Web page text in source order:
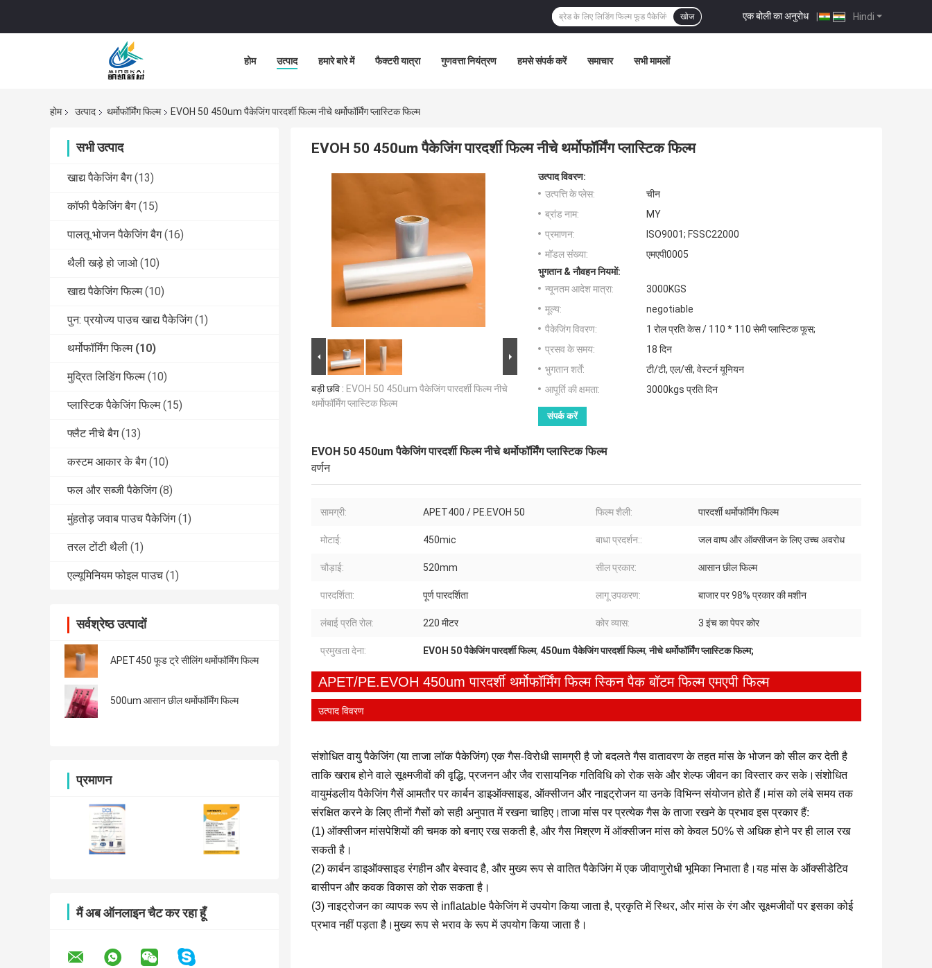
Hindi
एक बोली का अनुरोध |
खोज
होम उत्पाद हमारे बारे में फैक्टरी यात्रा गुणवत्ता नियंत्रण हमसे संपर्क करें समाचार सभी मामलों
होम उत्पाद थर्मोफॉर्मिंग फिल्म EVOH 50 450um पैकेजिंग पारदर्शी फिल्म नीचे थर्मोफॉर्मिंग प्लास्टिक फिल्म
सभी उत्पाद
खाद्य पैकेजिंग बैग (13)
कॉफी पैकेजिंग बैग (15)
पालतू भोजन पैकेजिंग बैग (16)
थैली खड़े हो जाओ (10)
खाद्य पैकेजिंग फिल्म (10)
पुन: प्रयोज्य पाउच खाद्य पैकेजिंग (1)
थर्मोफॉर्मिंग फिल्म (10)
मुद्रित लिडिंग फिल्म (10)
प्लास्टिक पैकेजिंग फिल्म (15)
फ्लैट नीचे बैग (13)
कस्टम आकार के बैग (10)
फल और सब्जी पैकेजिंग (8)
मुंहतोड़ जवाब पाउच पैकेजिंग (1)
तरल टोंटी थैली (1)
एल्यूमिनियम फोइल पाउच (1)
सर्वश्रेष्ठ उत्पादों
APET450 फूड ट्रे सीलिंग थर्मोफॉर्मिंग फिल्म
500um आसान छील थर्मोफॉर्मिंग फिल्म
प्रमाणन
मैं अब ऑनलाइन चैट कर रहा हूँ
EVOH 50 450um पैकेजिंग पारदर्शी फिल्म नीचे थर्मोफॉर्मिंग प्लास्टिक फिल्म
बड़ी छवि : EVOH 50 450um पैकेजिंग पारदर्शी फिल्म नीचे
थर्मोफॉर्मिंग प्लास्टिक फिल्म
उत्पाद विवरण:
उत्पत्ति के प्लेस:
चीन
ब्रांड नाम:
MY
प्रमाणन:
ISO9001; FSSC22000
मॉडल संख्या:
एमएपी0005
भुगतान & नौवहन नियमों:
न्यूनतम आदेश मात्रा:
3000KGS
मूल्य:
negotiable
पैकेजिंग विवरण:
1 रोल प्रति केस / 110 * 110 सेमी प्लास्टिक फूस;
प्रसव के समय:
18 दिन
भुगतान शर्तें:
टी/टी, एल/सी, वेस्टर्न यूनियन
आपूर्ति की क्षमता:
3000kgs प्रति दिन
संपर्क करें
EVOH 50 450um पैकेजिंग पारदर्शी फिल्म नीचे थर्मोफॉर्मिंग प्लास्टिक फिल्म
वर्णन
सामग्री: APET400 / PE.EVOH 50 फिल्म शैली: पारदर्शी थर्मोफॉर्मिंग फिल्म
मोटाई: 450mic बाधा प्रदर्शन:: जल वाष्प और ऑक्सीजन के लिए उच्च अवरोध
चौड़ाई: 520mm सील प्रकार: आसान छील फिल्म
पारदर्शिता: पूर्ण पारदर्शिता लागू उपकरण: बाजार पर 98% प्रकार की मशीन
लंबाई प्रति रोल: 220 मीटर कोर व्यास: 3 इंच का पेपर कोर
प्रमुखता देना: EVOH 50 पैकेजिंग पारदर्शी फिल्म, 450um पैकेजिंग पारदर्शी फिल्म,नीचे थर्मोफॉर्मिंग प्लास्टिक फिल्म;
APET/PE.EVOH 450um पारदर्शी थर्मोफॉर्मिंग फिल्म स्किन पैक बॉटम फिल्म एमएपी फिल्म
उत्पाद विवरण
संशोधित वायु पैकेजिंग (या ताजा लॉक पैकेजिंग) एक गैस-विरोधी सामग्री है जो बदलते गैस वातावरण के तहत मांस के भोजन को सील कर देती है
ताकि खराब होने वाले सूक्ष्मजीवों की वृद्धि, प्रजनन और जैव रासायनिक गतिविधि को रोक सके और शेल्फ जीवन का विस्तार कर सके।संशोधित
वायुमंडलीय पैकेजिंग गैसें आमतौर पर कार्बन डाइऑक्साइड, ऑक्सीजन और नाइट्रोजन या उनके विभिन्न संयोजन होते हैं।मांस को लंबे समय तक
संरक्षित करने के लिए तीनों गैसों को सही अनुपात में रखना चाहिए।ताजा मांस पर प्रत्येक गैस के ताजा रखने के प्रभाव इस प्रकार हैं:
(1) ऑक्सीजन मांसपेशियों की चमक को बनाए रख सकती है, और गैस मिश्रण में ऑक्सीजन मांस को केवल 50% से अधिक होने पर ही लाल रख
सकती है।
(2) कार्बन डाइऑक्साइड रंगहीन और बेस्वाद है, और मुख्य रूप से वातित पैकेजिंग में एक जीवाणुरोधी भूमिका निभाता है।यह मांस के ऑक्सीडेटिव
बासीपन और कवक विकास को रोक सकता है।
(3) नाइट्रोजन का व्यापक रूप से inflatable पैकेजिंग में उपयोग किया जाता है, प्रकृति में स्थिर, और मांस के रंग और सूक्ष्मजीवों पर इसका कोई
प्रभाव नहीं पड़ता है।मुख्य रूप से भराव के रूप में उपयोग किया जाता है।